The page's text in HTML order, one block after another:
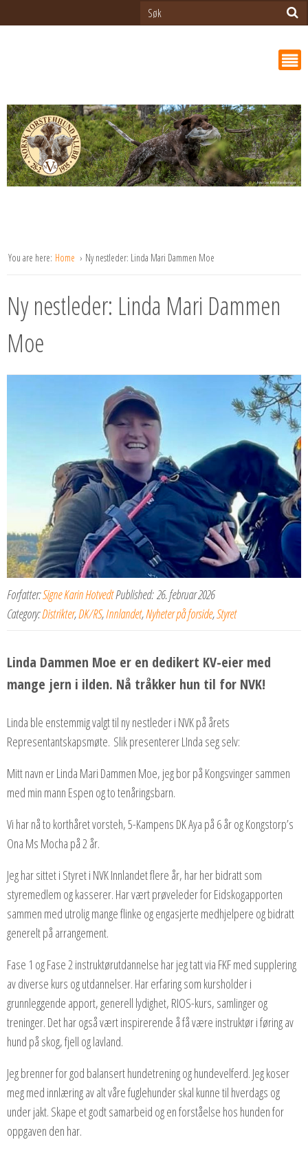
You are here: Home Ny nestleder: Linda Mari Dammen Moe
Ny nestleder: Linda Mari Dammen
Moe
Forfatter:Signe Karin HotvedtPublished: 26. februar 2026
Category:Distrikter,DK/RS,Innlandet,Nyheter på forside,Styret
Linda Dammen Moe er en dedikert KV-eier med
mange jern i ilden. Nå tråkker hun til for NVK!
Linda ble enstemmig valgt til ny nestleder i NVK på årets
Representantskapsmøte. Slik presenterer LInda seg selv:
Mitt navn er Linda Mari Dammen Moe, jeg bor på Kongsvinger sammen
med min mann Espen og to tenåringsbarn.
Vi har nå to korthåret vorsteh, 5-Kampens DK Aya på 6 år og Kongstorp’s
Ona Ms Mocha på 2 år.
Jeg har sittet i Styret i NVK Innlandet flere år, har her bidratt som
styremedlem og kasserer. Har vært prøveleder for Eidskogapporten
sammen med utrolig mange flinke og engasjerte medhjelpere og bidratt
generelt på arrangement.
Fase 1 og Fase 2 instruktørutdannelse har jeg tatt via FKF med supplering
av diverse kurs og utdannelser. Har erfaring som kursholder i
grunnleggende apport, generell lydighet, RIOS-kurs, samlinger og
treninger. Det har også vært inspirerende å få være instruktør i føring av
hund på skog, fjell og lavland.
Jeg brenner for god balansert hundetrening og hundevelferd. Jeg koser
meg med innlæring av alt våre fuglehunder skal kunne til hverdags og
under jakt. Skape et godt samarbeid og en forståelse hos hunden for
oppgaven den har.